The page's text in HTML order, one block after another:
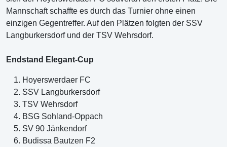
Mannschaft schaffte es durch das Turnier ohne einen
einzigen Gegentreffer. Auf den Plätzen folgten der SSV
Langburkersdorf und der TSV Wehrsdorf.
Endstand Elegant-Cup
Hoyerswerdaer FC
SSV Langburkersdorf
TSV Wehrsdorf
BSG Sohland-Oppach
SV 90 Jänkendorf
Budissa Bautzen F2